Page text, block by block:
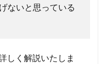
ないと思っている
しく解説いたしま